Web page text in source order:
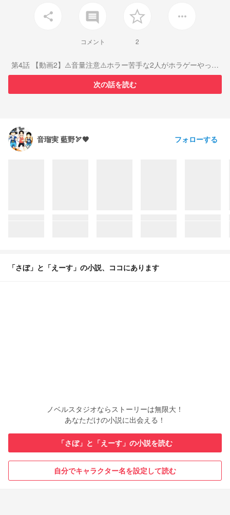
share insert_comment
コメント 2
more_horiz
第4話 【動画2】⚠️音量注意⚠️ホラー苦手な2人がホラゲーやって
みた
次の話を読む
音瑠実 藍野🏹🖤 フォローする
「さぼ」と「えーす」の小説、ココにあります
ノベルスタジオならストーリーは無限大！
あなただけの小説に出会える！
「さぼ」と「えーす」の小説を読む
自分でキャラクター名を設定して読む